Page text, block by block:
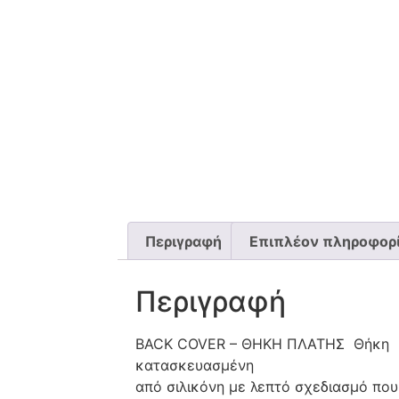
Περιγραφή Επιπλέον
Περιγραφή
BACK COVER – ΘΗΚΗ ΠΛΑΤΗΣ Θήκη
κατασκευασμένη
από σιλικόνη με λεπτό σχεδιασμό που